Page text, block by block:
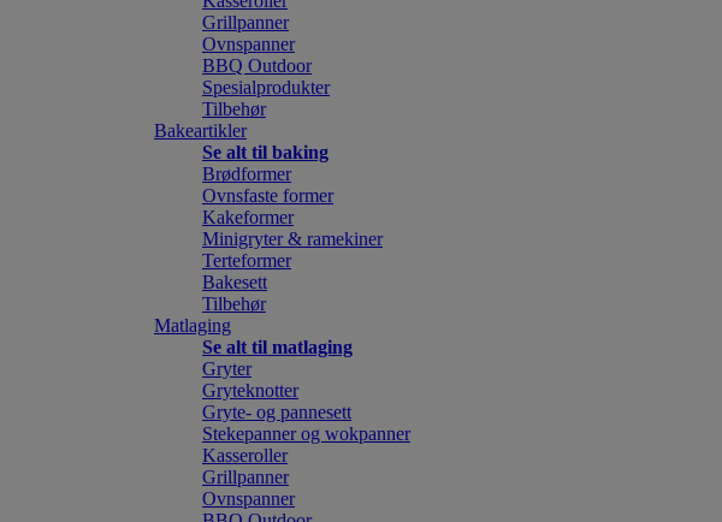
Grillpanner
Ovnspanner
BBQ Outdoor
Spesialprodukter
Tilbehør
Bakeartikler
Se alt til baking
Brødformer
Ovnsfaste former
Kakeformer
Minigryter & ramekiner
Terteformer
Bakesett
Tilbehør
Matlaging
Se alt til matlaging
Gryter
Gryteknotter
Gryte- og pannesett
Stekepanner og wokpanner
Kasseroller
Grillpanner
Ovnspanner